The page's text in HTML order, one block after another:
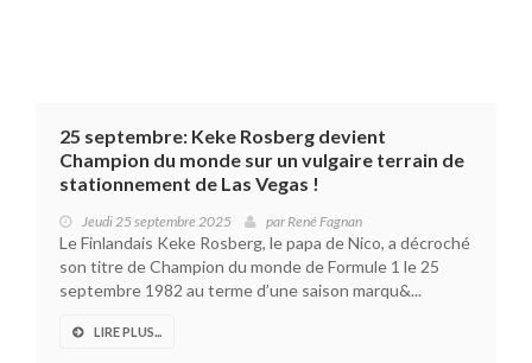
25 septembre: Keke Rosberg devient
Champion du monde sur un vulgaire terrain de
stationnement de Las Vegas !
Jeudi 25 septembre 2025 parRené Fagnan
Le Finlandais Keke Rosberg, le papa de Nico, a décroché
son titre de Champion du monde de Formule 1 le 25
septembre 1982 au terme d’une saison marqu&...
LIRE PLUS...